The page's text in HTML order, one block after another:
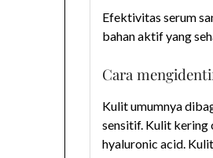
Efektivitas serum
bahan aktif yang
Cara
Kulit umumnya
sensitif. Kulit kering
hyaluronic acid.